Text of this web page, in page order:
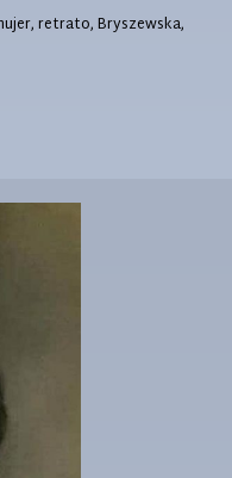
retrato, Bryszewska,